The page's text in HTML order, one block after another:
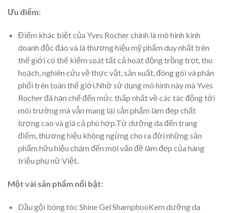
Ưu điểm:
Điểm khác biệt của Yves Rocher chính là mô hình kinh
doanh độc đáo và là thương hiệu mỹ phẩm duy nhất trên
thế giới có thể kiểm soát tất cả hoạt động trồng trọt, thu
hoạch, nghiên cứu về thực vật, sản xuất, đóng gói và phân
phối trên toàn thế giới.Nhờ sử dụng mô hình này mà Yves
Rocher đã hạn chế đến mức thấp nhất về các tác động tới
môi trường mà vẫn mang lại sản phẩm làm đẹp chất
lượng cao và giá cả phù hợp.Từ dưỡng da đến trang
điểm, thương hiệu không ngừng cho ra đời những sản
phẩm hữu hiệu chạm đến mọi vấn đề làm đẹp của hàng
triệu phụ nữ Việt.
Một vài sản phẩm nổi bật:
Dầu gội bóng tóc Shine Gel ShamphooKem dưỡng da